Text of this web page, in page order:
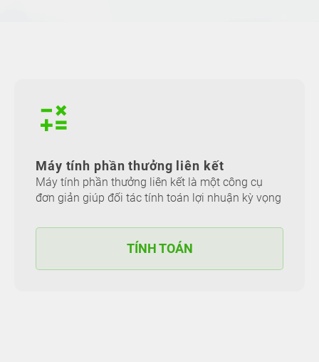
Máy tính phần thưởng liên kết
Máy tính phần thưởng liên kết là một công cụ
đơn giản giúp đối tác tính toán lợi nhuận kỳ vọng
TÍNH TOÁN